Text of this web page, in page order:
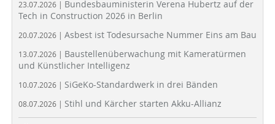
23.07.2026 | Bundesbauministerin Verena Hubertz auf der
Tech in Construction 2026 in Berlin
20.07.2026 | Asbest ist Todesursache Nummer Eins am Bau
13.07.2026 | Baustellenüberwachung mit Kameratürmen
und Künstlicher Intelligenz
10.07.2026 | SiGeKo-Standardwerk in drei Bänden
08.07.2026 | Stihl und Kärcher starten Akku-Allianz